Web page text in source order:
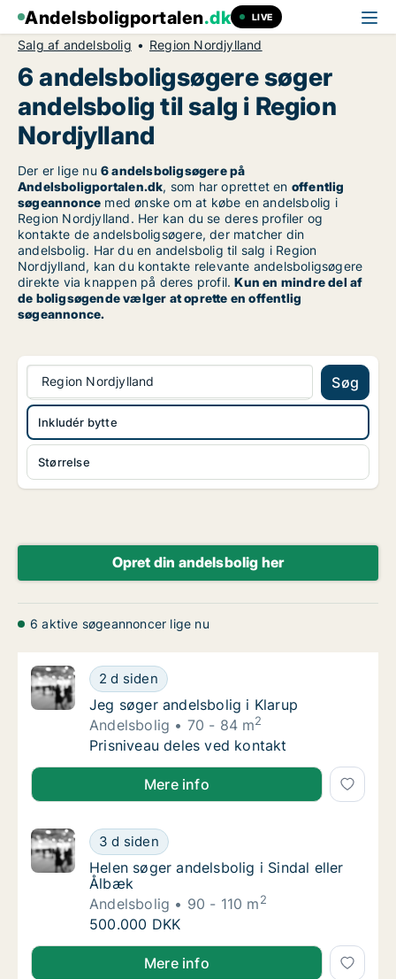
Andelsboligportalen.dk LIVE
Salg af andelsbolig Region Nordjylland
6 andelsboligsøgere søger
andelsbolig til salg i Region
Nordjylland
Der er lige nu 6 andelsboligsøgere på
Andelsboligportalen.dk, som har oprettet en offentlig
søgeannonce med ønske om at købe en andelsbolig i
Region Nordjylland. Her kan du se deres profiler og
kontakte de andelsboligsøgere, der matcher din
andelsbolig. Har du en andelsbolig til salg i Region
Nordjylland, kan du kontakte relevante andelsboligsøgere
direkte via knappen på deres profil.Kun en mindre del af
de boligsøgende vælger at oprette en offentlig
søgeannonce.
Region Nordjylland Søg
Størrelse
Inkludér bytte
Opret din andelsbolig her
6 aktive søgeannoncer lige nu
Jeg søger andelsbolig i Klarup
2 d siden
Jeg søger andelsbolig i Klarup
Jeg søger andelsbolig i Klarup
Andelsbolig
70 - 84 m2
Jeg søger andelsbolig i Klarup
Prisniveau deles ved kontakt
Jeg søger andelsbolig i Klarup
Mere info
Helen søger andelsbolig i Sindal eller Ålbæk
3 d siden
Helen søger andelsbolig i Sindal eller Ålbæk
Helen søger andelsbolig i Sindal eller
Ålbæk
Andelsbolig
90 - 110 m2
Helen søger andelsbolig i Sindal eller Ålbæk
500.000 DKK
Helen søger andelsbolig i Sindal eller Ålbæk
Mere info